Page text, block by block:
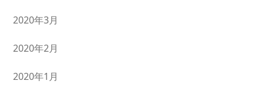
2020年3月
2020年2月
2020年1月